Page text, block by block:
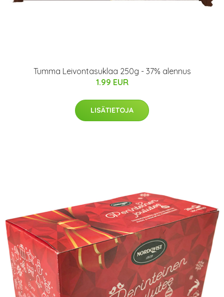
Tumma Leivontasuklaa 250g - 37% alennus
1.99 EUR
LISÄTIETOJA